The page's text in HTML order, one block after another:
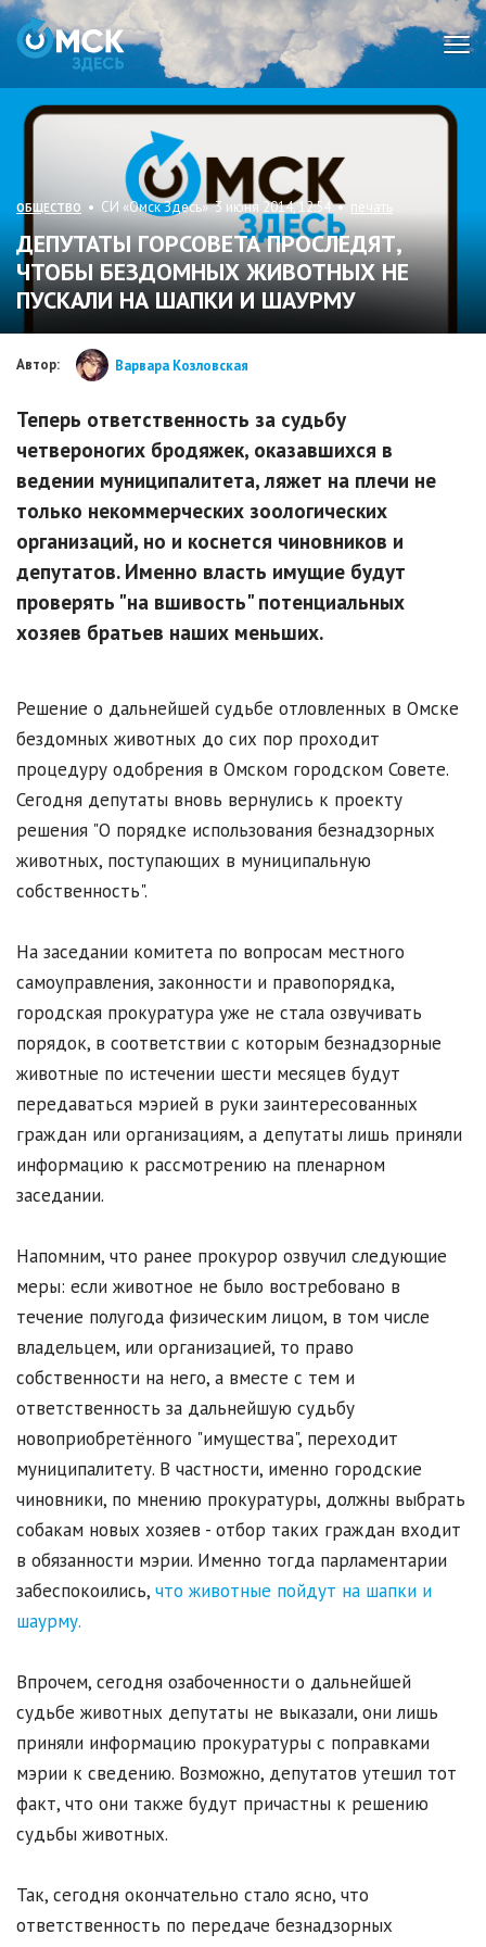
ОБЩЕСТВО • СИ «Омск Здесь» 3 июня 2014, 12:54 • печать
ДЕПУТАТЫ ГОРСОВЕТА ПРОСЛЕДЯТ,
ЧТОБЫ БЕЗДОМНЫХ ЖИВОТНЫХ НЕ
ПУСКАЛИ НА ШАПКИ И ШАУРМУ
Автор: Варвара Козловская
Теперь ответственность за судьбу
четвероногих бродяжек, оказавшихся в
ведении муниципалитета, ляжет на плечи не
только некоммерческих зоологических
организаций, но и коснется чиновников и
депутатов. Именно власть имущие будут
проверять "на вшивость" потенциальных
хозяев братьев наших меньших.
Решение о дальнейшей судьбе отловленных в Омске
бездомных животных до сих пор проходит
процедуру одобрения в Омском городском Совете.
Сегодня депутаты вновь вернулись к проекту
решения "О порядке использования безнадзорных
животных, поступающих в муниципальную
собственность".
На заседании комитета по вопросам местного
самоуправления, законности и правопорядка,
городская прокуратура уже не стала озвучивать
порядок, в соответствии с которым безнадзорные
животные по истечении шести месяцев будут
передаваться мэрией в руки заинтересованных
граждан или организациям, а депутаты лишь приняли
информацию к рассмотрению на пленарном
заседании.
Напомним, что ранее прокурор озвучил следующие
меры: если животное не было востребовано в
течение полугода физическим лицом, в том числе
владельцем, или организацией, то право
собственности на него, а вместе с тем и
ответственность за дальнейшую судьбу
новоприобретённого "имущества", переходит
муниципалитету. В частности, именно городские
чиновники, по мнению прокуратуры, должны выбрать
собакам новых хозяев - отбор таких граждан входит
в обязанности мэрии. Именно тогда парламентарии
забеспокоились, что животные пойдут на шапки и
шаурму.
Впрочем, сегодня озабоченности о дальнейшей
судьбе животных депутаты не выказали, они лишь
приняли информацию прокуратуры с поправками
мэрии к сведению. Возможно, депутатов утешил тот
факт, что они также будут причастны к решению
судьбы животных.
Так, сегодня окончательно стало ясно, что
ответственность по передаче безнадзорных